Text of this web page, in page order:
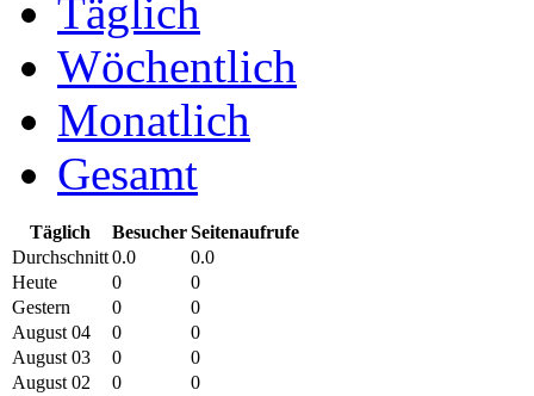
Täglich
Wöchentlich
Monatlich
Gesamt
Täglich BesucherSeitenaufrufe
Durchschnitt0.0
0.0
Heute
0
0
Gestern
0
0
August 04
0
0
August 03
0
0
August 02
0
0